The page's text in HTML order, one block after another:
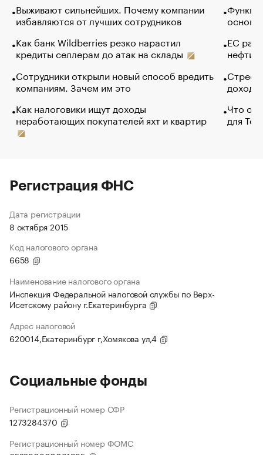
Выживают сильнейших. Почему компании
избавляются от лучших сотрудников
Как банк Wildberries резко нарастил
кредиты селлерам до атак на склады
Сотрудники открыли новый способ вредить
компаниям. Зачем им это
Как налоговики ищут доходы
неработающих покупателей яхт и квартир
основ
ЕС
нефти
Что
для
Регистрация ФНС
Дата регистрации
8 октября 2015
Код налогового органа
6658
Наименование налогового органа
Инспекция Федеральной налоговой службы по Верх-
Исетскому району г.Екатеринбурга
Адрес налоговой
620014,Екатеринбург г,Хомякова ул,4
Социальные фонды
Регистрационный номер СФР
1273284370
Регистрационный номер ФОМС